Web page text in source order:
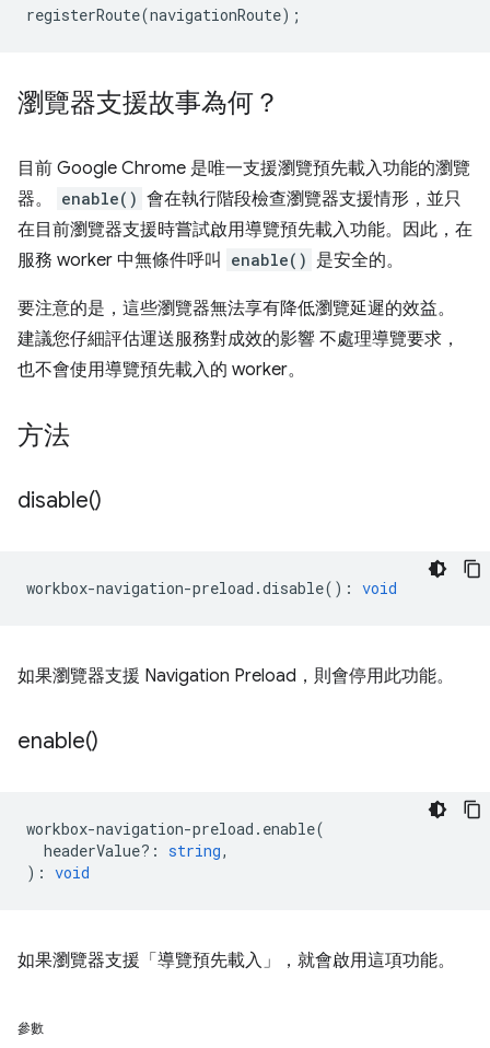
registerRoute(navigationRoute);
瀏覽器支援故事為何？
目前 Google Chrome 是唯一支援瀏覽預先載入功能的瀏覽
器。
enable() 會在執行階段檢查瀏覽器支援情形，並只
在目前瀏覽器支援時嘗試啟用導覽預先載入功能。因此，在
服務 worker 中無條件呼叫
enable() 是安全的。
要注意的是，這些瀏覽器無法享有降低瀏覽延遲的效益。
建議您仔細評估運送服務對成效的影響 不處理導覽要求，
也不會使用導覽預先載入的 worker。
方法
disable()
workbox-navigation-preload .disable() : void
如果瀏覽器支援 Navigation Preload，則會停用此功能。
enable()
workbox-navigation-preload . enable(
headerValue? : string,
) : void
如果瀏覽器支援「導覽預先載入」，就會啟用這項功能。
參數